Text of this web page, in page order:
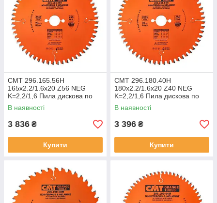
СМТ 296.165.56H
165х2.2/1.6х20 Z56 NEG
K=2,2/1,6 Пила дискова по
ДСП і алюмінію
В наявності
3 836 ₴
Купити
СМТ 296.180.40H
180х2.2/1.6х20 Z40 NEG
K=2,2/1,6 Пила дискова по
ДСП і алюмінію
В наявності
3 396 ₴
Купити